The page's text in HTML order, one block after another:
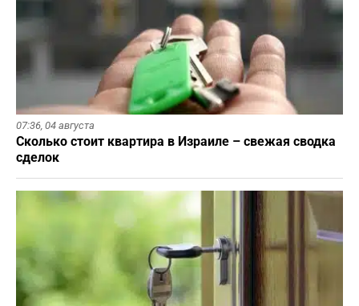
07:36, 04 августа
Сколько стоит квартира в Израиле – свежая сводка
сделок